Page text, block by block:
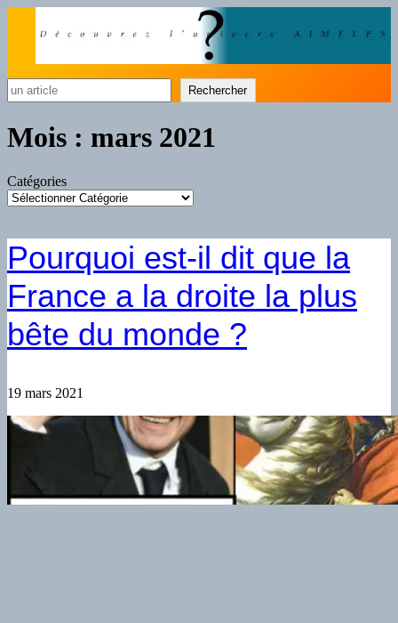
Rechercher
Mois : mars 2021
Catégories
Pourquoi est-il dit que la
France a la droite la plus
bête du monde ?
19 mars 2021